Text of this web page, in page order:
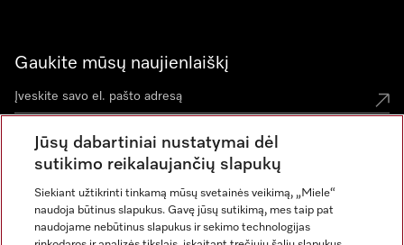
Gaukite mūsų naujienlaiškį
Jūsų dabartiniai nustatymai dėl
sutikimo reikalaujančių slapukų
Siekiant užtikrinti tinkamą mūsų svetainės veikimą, „Miele“
naudoja būtinus slapukus. Gavę jūsų sutikimą, mes taip pat
naudojame nebūtinus slapukus ir sekimo technologijas